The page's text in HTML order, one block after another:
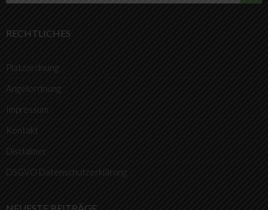
RECHTLICHES
Platzordnung
Angelordnung
Impressum
Kontakt
Disclaimer
DSGVO Datenschutzerklärung